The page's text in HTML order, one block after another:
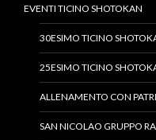
EVENTI TICINO SHOTOKAN
30ESIMO TICINO
25ESIMO TICINO
ALLENAMENTO CON
SAN NICOLAO GRUPPO